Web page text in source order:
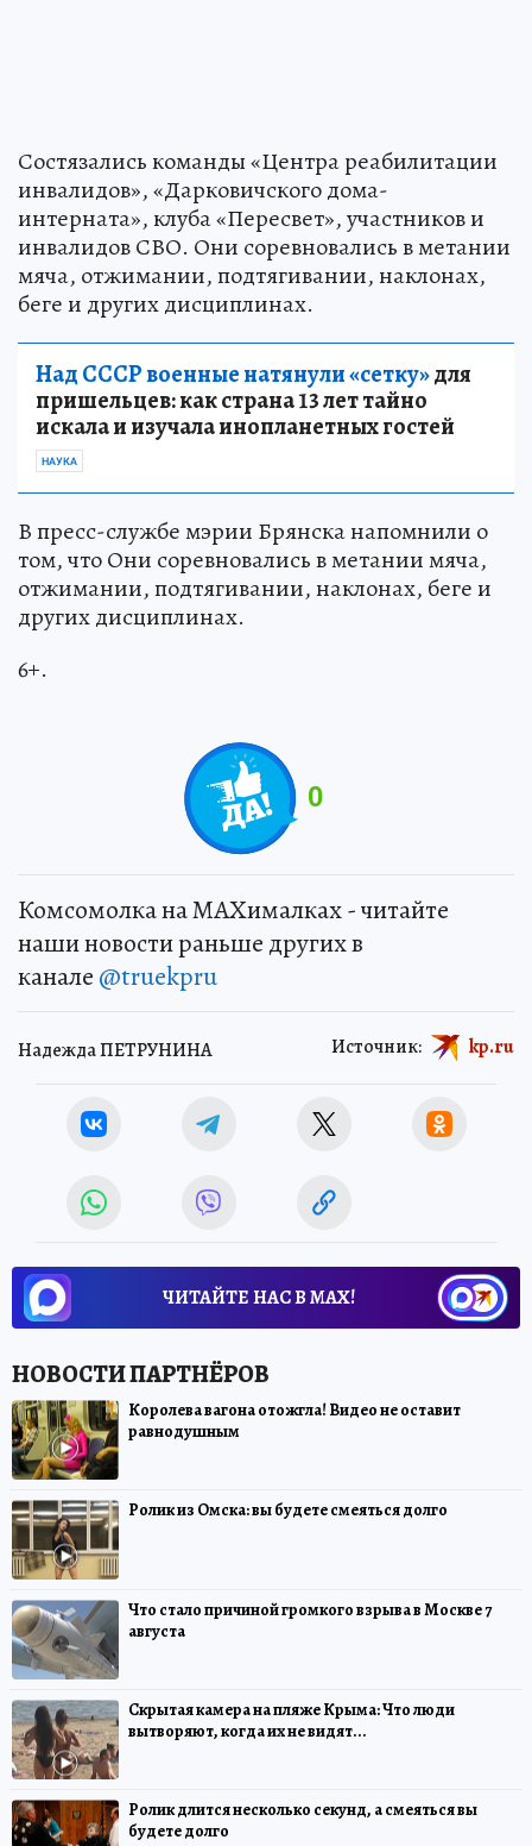
Состязались команды «Центра реабилитации
инвалидов», «Дарковичского дома-
интерната», клуба «Пересвет», участников и
инвалидов СВО. Они соревновались в метании
мяча, отжимании, подтягивании, наклонах,
беге и других дисциплинах.
Над СССР военные натянули «сетку»для
пришельцев: как страна 13 лет тайно
искала и изучала инопланетных гостей
НАУКА
В пресс-службе мэрии Брянска напомнили о
том, что Они соревновались в метании мяча,
отжимании, подтягивании, наклонах, беге и
других дисциплинах.
6+.
0
Комсомолка на MAXималках - читайте
наши новости раньше других в
канале @truekpru
Надежда ПЕТРУНИНА Источник: kp.ru
ЧИТАЙТЕ НАС В МАХ!
Королева вагона отожгла! Видео не оставит
равнодушным
Ролик из Омска: вы будете смеяться долго
Что стало причиной громкого взрыва в Москве 7
августа
Скрытая камера на пляже Крыма: Что люди
вытворяют, когда их не видят...
Ролик длится несколько секунд, а смеяться вы
будете долго